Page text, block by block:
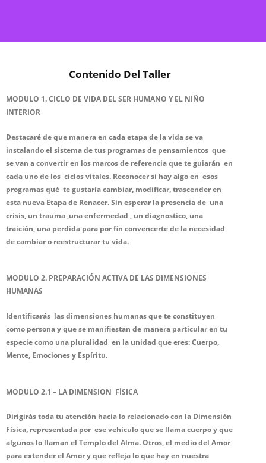
Contenido Del Taller
MODULO 1. CICLO DE VIDA DEL SER HUMANO Y EL NIÑO
INTERIOR
Destacaré de que manera en cada etapa de la vida se va
instalando el sistema de tus programas de pensamientos que
se van a convertir en los marcos de referencia que te guiarán en
cada uno de los ciclos vitales. Reconocersi hay algo en esos
programasqué te gustaría cambiar, modificar, trascender en
esta nueva Etapa de Renacer. Sin esperar la presencia de una
crisis, un trauma ,una enfermedad , un diagnostico, una
traición, una perdida para por fin convencerte de la necesidad
de cambiaro reestructurar tu vida.
MODULO 2. PREPARACIÓN ACTIVA DE LAS DIMENSIONES
HUMANAS
Identificarás las dimensiones humanas que te constituyen
como persona y que se manifiestan de manera particularen tu
especie como una pluralidad en la unidad que eres: Cuerpo,
Mente, Emociones y Espíritu.
MODULO 2.1 – LA DIMENSION FÍSICA
Dirigirás toda tu atención hacia lo relacionado con la Dimensión
Física, representada por ese vehículo que se llama cuerpo y que
algunos lo llaman el Templo del Alma. Otros, el medio del Amor
para extender el Amor y que refleja lo que hay en nuestra